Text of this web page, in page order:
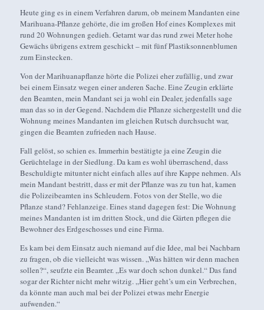
Heute ging es in einem Verfahren darum, ob meinem Mandanten eine
Marihuana-Pflanze gehörte, die im großen Hof eines Komplexes mit
rund 20 Wohnungen gedieh. Getarnt war das rund zwei Meter hohe
Gewächs übrigens extrem geschickt – mit fünf Plastiksonnenblumen
zum Einstecken.
Von der Marihuanapflanze hörte die Polizei eher zufällig, und zwar
bei einem Einsatz wegen einer anderen Sache. Eine Zeugin erklärte
den Beamten, mein Mandant sei ja wohl ein Dealer, jedenfalls sage
man das so in der Gegend. Nachdem die Pflanze sichergestellt und die
Wohnung meines Mandanten im gleichen Rutsch durchsucht war,
gingen die Beamten zufrieden nach Hause.
Fall gelöst, so schien es. Immerhin bestätigte ja eine Zeugin die
Gerüchtelage in der Siedlung. Da kam es wohl überraschend, dass
Beschuldigte mitunter nicht einfach alles auf ihre Kappe nehmen. Als
mein Mandant bestritt, dass er mit der Pflanze was zu tun hat, kamen
die Polizeibeamten ins Schleudern. Fotos von der Stelle, wo die
Pflanze stand? Fehlanzeige. Eines stand dagegen fest: Die Wohnung
meines Mandanten ist im dritten Stock, und die Gärten pflegen die
Bewohner des Erdgeschosses und eine Firma.
Es kam bei dem Einsatz auch niemand auf die Idee, mal bei Nachbarn
zu fragen, ob die vielleicht was wissen. „Was hätten wir denn machen
sollen?“, seufzte ein Beamter. „Es war doch schon dunkel.“ Das fand
sogar der Richter nicht mehr witzig. „Hier geht’s um ein Verbrechen,
da könnte man auch mal bei der Polizei etwas mehr Energie
aufwenden.“